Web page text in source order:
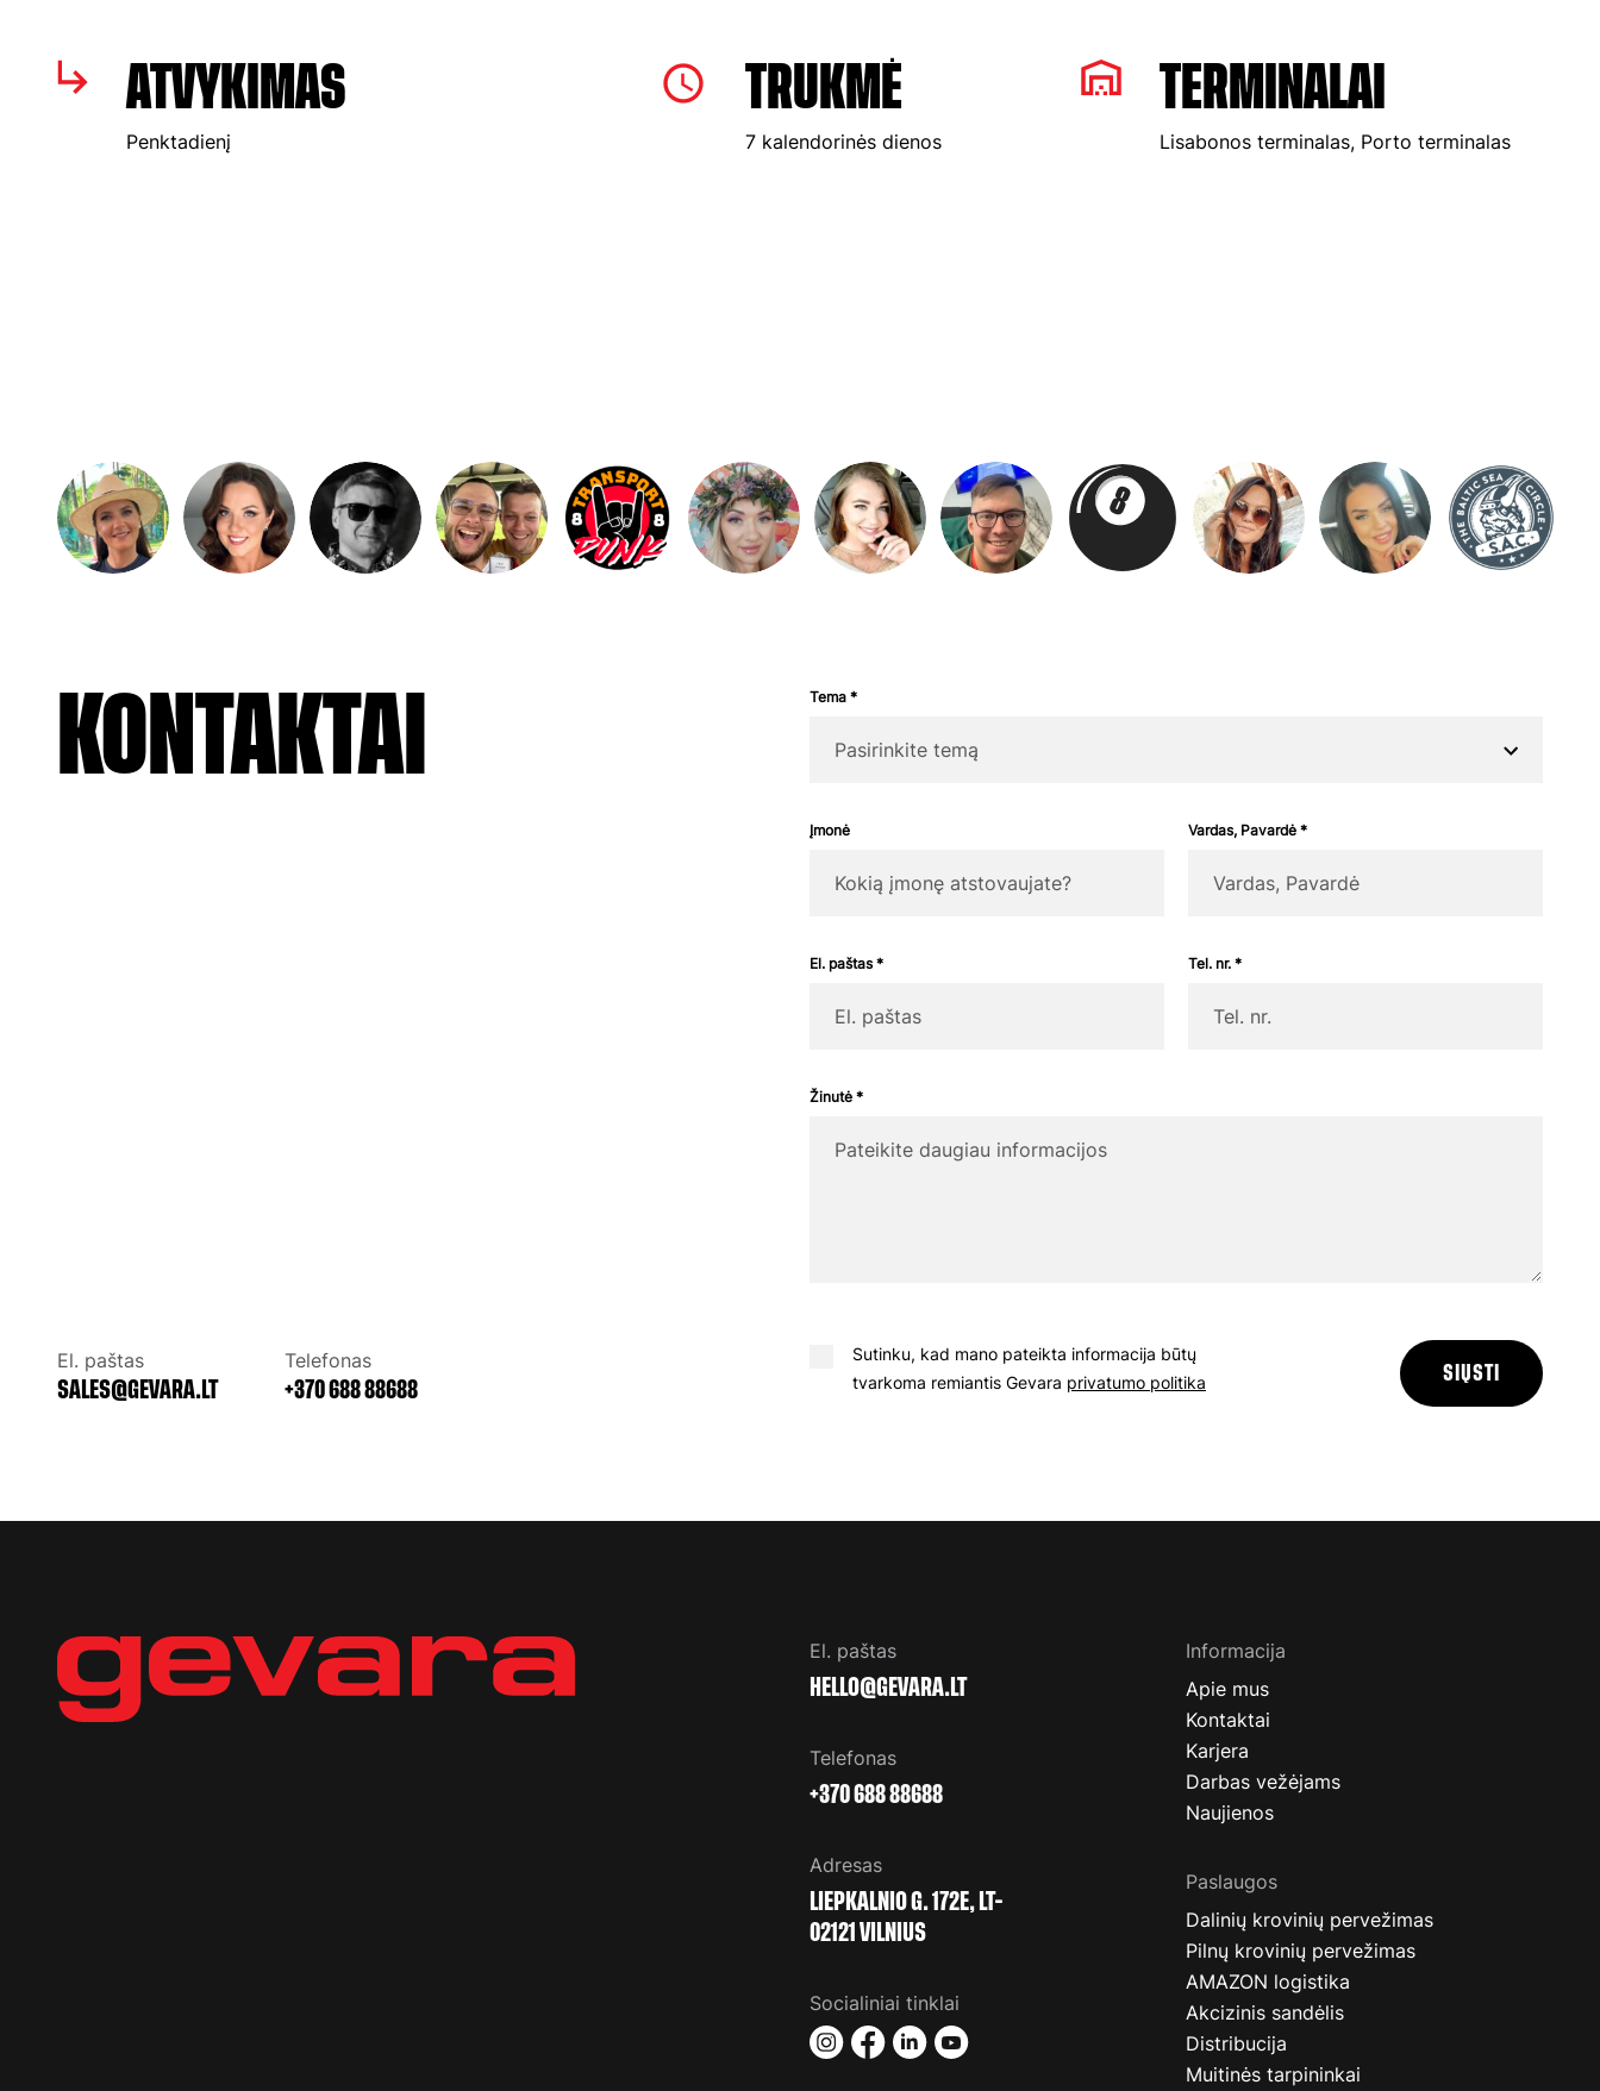
ATVYKIMAS
Penktadienį
TRUKMĖ
7 kalendorinės dienos
TERMINALAI
Lisabonos terminalas, Porto terminalas
KONTAKTAI
El. paštas Telefonas
+370 688 88688
Tema *
Įmonė Vardas, Pavardė *
El. paštas * Tel. nr. *
Žinutė *
Sutinku, kad mano pateikta informacija būtų
tvarkoma remiantis Gevara privatumo politika SIŲSTI
El. paštas
Telefonas
+370 688 88688
Adresas
LIEPKALNIO G. 172E, LT-
02121 VILNIUS
Socialiniai tinklai
Informacija
Apie mus
Kontaktai
Karjera
Darbas vežėjams
Naujienos
Paslaugos
Dalinių krovinių pervežimas
Pilnų krovinių pervežimas
AMAZON logistika
Akcizinis sandėlis
Distribucija
Muitinės tarpininkai